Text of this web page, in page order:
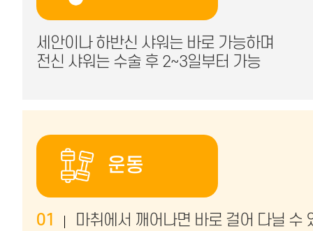
세안이나 하반신 샤워는 바로 가능하며
전신 샤워는 수술 후 2~3일부터 가능
운동
01 마취에서 깨어나면 바로 걸어 다닐 수